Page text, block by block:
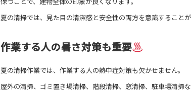
夏の清掃では、見た目の清潔感と安全性の両方を意識することが
作業する人の暑さ対策も重要
夏の清掃作業では、作業する人の熱中症対策も欠かせません。
屋外の清掃、ゴミ置き場清掃、階段清掃、窓清掃、駐車場清掃